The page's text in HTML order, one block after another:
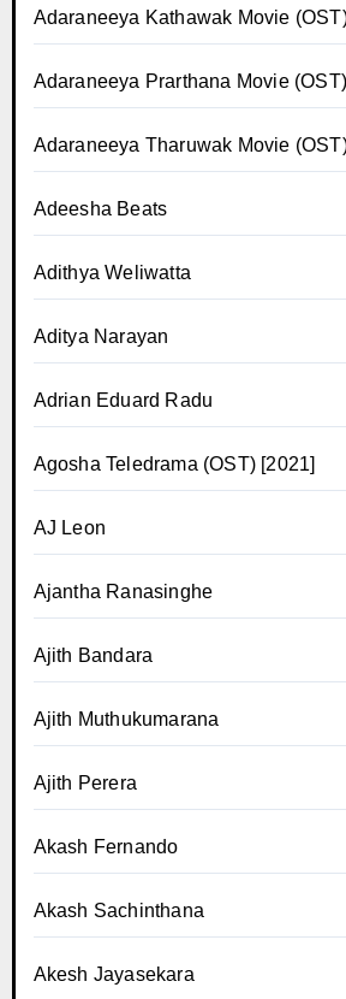
Adaraneeya Kathawak Movie
Adaraneeya Prarthana Movie
Adaraneeya Tharuwak Movie
Adeesha Beats
Adithya Weliwatta
Aditya Narayan
Adrian Eduard Radu
Agosha Teledrama (OST) [2021]
AJ Leon
Ajantha Ranasinghe
Ajith Bandara
Ajith Muthukumarana
Ajith Perera
Akash Fernando
Akash Sachinthana
Akesh Jayasekara